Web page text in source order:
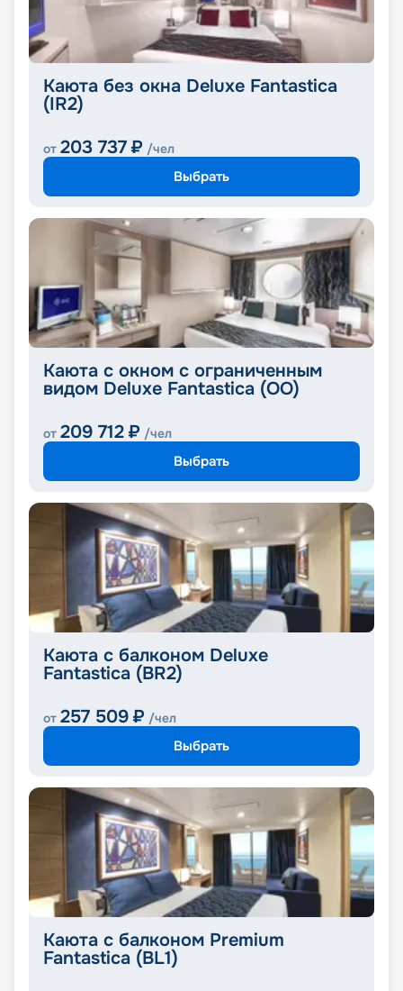
Каюта без окна Deluxe Fantastica
(IR2)
от 203 737 ₽ /чел
Выбрать
Каюта с окном с ограниченным
видом Deluxe Fantastica (OO)
от 209 712 ₽ /чел
Выбрать
Каюта с балконом Deluxe
Fantastica (BR2)
от 257 509 ₽ /чел
Выбрать
Каюта с балконом Premium
Fantastica (BL1)